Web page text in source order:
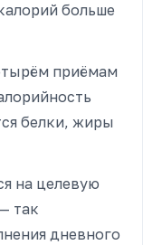
больше
приёмам
белки, жиры
на целевую
так
дневного